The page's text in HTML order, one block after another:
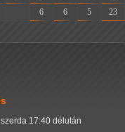
6 6 5 23
17:40 délután